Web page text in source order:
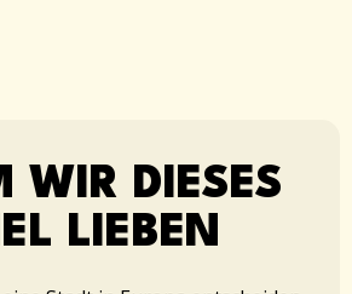
WIR DIESES
LIEBEN